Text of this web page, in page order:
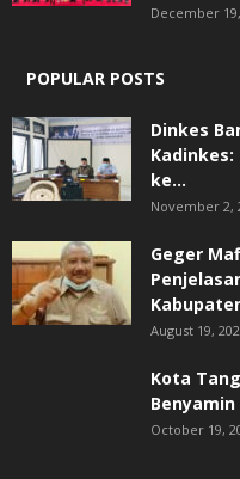
December
POPULAR POSTS
Dinkes
Kadinkes:
ke...
November 2,
Geger
August 19,
Kota
October 19,